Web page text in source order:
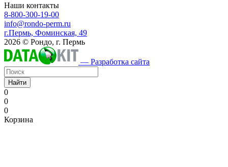
Наши контакты
8-800-300-19-00
info@rondo-perm.ru
г.Пермь, Фоминская, 49
2026 © Рондо, г. Пермь
— Разработка сайта
Найти
0
0
0
Корзина